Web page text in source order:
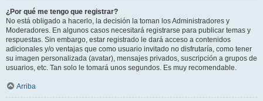
¿Por qué me tengo que registrar?
No está obligado a hacerlo, la decisión la toman los Administradores y
Moderadores. En algunos casos necesitará registrarse para publicar temas y
respuestas. Sin embargo, estar registrado le dará acceso a contenidos
adicionales y/o ventajas que como usuario invitado no disfrutaría, como tener
su imagen personalizada (avatar), mensajes privados, suscripción a grupos de
usuarios, etc. Tan solo le tomará unos segundos. Es muy recomendable.
Arriba